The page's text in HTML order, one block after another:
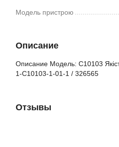
Модель пристрою
Описание
Описание Модель: C10103
1-C10103-1-01-1 / 326565
Отзывы